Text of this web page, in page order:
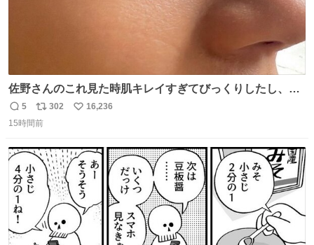
佐野さんのこれ見た時肌キレイすぎてびっくりしたし、や
はりアイドルって体型･肌管理すごすぎる
返
信
5
リ
ポ
ト
302
い
数
16,236
15時間前